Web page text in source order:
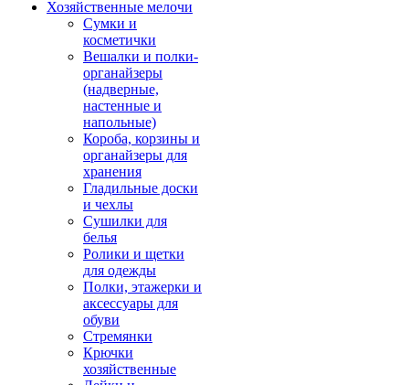
Хозяйственные мелочи
Сумки и
косметички
Вешалки и полки-
органайзеры
(надверные,
настенные и
напольные)
Короба, корзины и
органайзеры для
хранения
Гладильные доски
и чехлы
Сушилки для
белья
Ролики и щетки
для одежды
Полки, этажерки и
аксессуары для
обуви
Стремянки
Крючки
хозяйственные